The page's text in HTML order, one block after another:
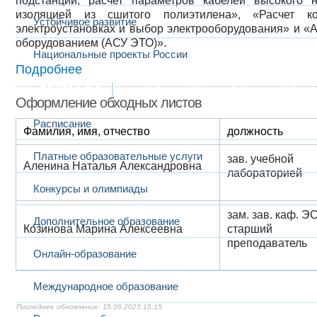
Устойчивое развитие
Национальные проекты России
Образование
Расписание
Платные образовательные услуги
Конкурсы и олимпиады
Дополнительное образование
Онлайн-образование
Международное образование
изоляцией из сшитого полиэтилена», «Расчет
электроустановках и выбор электрооборудования» и
оборудованием (АСУ ЭТО)».
Подробнее
Оформление обходных листов
Фамилия, имя, отчество должность
Аленина Наталья Александровна
зав. учебной
лабораторией
Козинова Марина Алексеевна
зам. зав. каф.
старший
преподаватель
15.06.2023 15:15